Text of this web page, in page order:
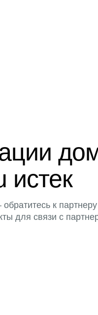
истек
к
для связи с